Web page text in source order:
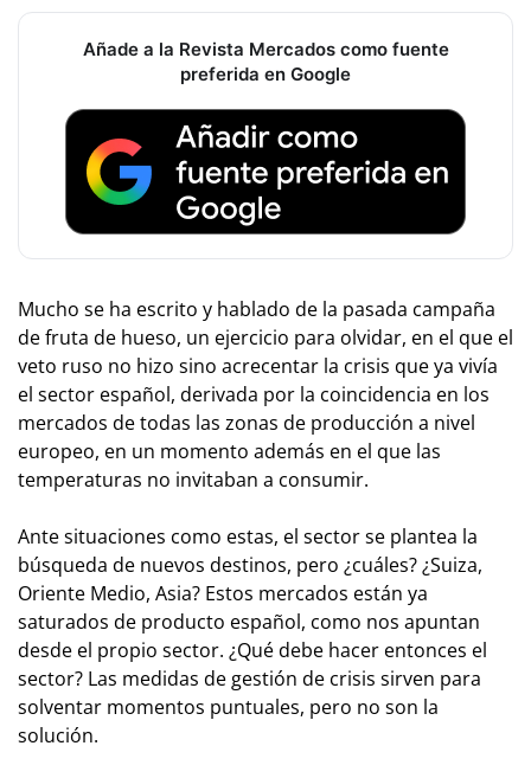
Añade a la Revista Mercados como fuente
preferida en Google
Mucho se ha escrito y hablado de la pasada campaña
de fruta de hueso, un ejercicio para olvidar, en el que el
veto ruso no hizo sino acrecentar la crisis que ya vivía
el sector español, derivada por la coincidencia en los
mercados de todas las zonas de producción a nivel
europeo, en un momento además en el que las
temperaturas no invitaban a consumir.
Ante situaciones como estas, el sector se plantea la
búsqueda de nuevos destinos, pero ¿cuáles? ¿Suiza,
Oriente Medio, Asia? Estos mercados están ya
saturados de producto español, como nos apuntan
desde el propio sector. ¿Qué debe hacer entonces el
sector? Las medidas de gestión de crisis sirven para
solventar momentos puntuales, pero no son la
solución.